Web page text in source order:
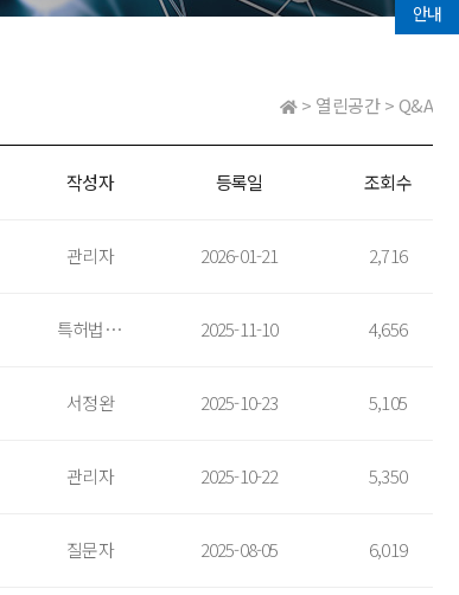
안내
> 열린공간 > Q&A
작성자 등록일 조회수
관리자 2026-01-21 2,716
특허법인 지명(판교) 2025-11-10 4,656
서정완 2025-10-23 5,105
관리자 2025-10-22 5,350
질문자 2025-08-05 6,019